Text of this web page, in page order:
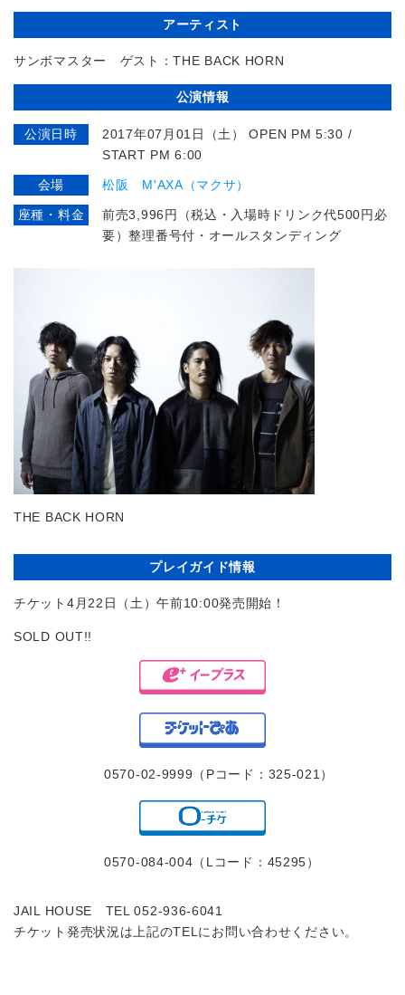
アーティスト
サンボマスター ゲスト：THE BACK HORN
公演情報
公演日時
2017年07月01日（土） OPEN PM 5:30 /
START PM 6:00
会場 松阪 M'AXA（マクサ）
座種・料金
前売3,996円（税込・入場時ドリンク代500円必
要）整理番号付・オールスタンディング
THE BACK HORN
プレイガイド情報
チケット4月22日（土）午前10:00発売開始！
SOLD OUT!!
0570-02-9999（Pコード：325-021）
0570-084-004（Lコード：45295）
JAIL HOUSE TEL 052-936-6041
チケット発売状況は上記のTELにお問い合わせください。